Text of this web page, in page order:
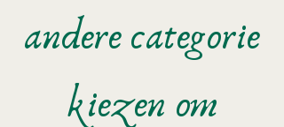
andere categorie
kiezen om